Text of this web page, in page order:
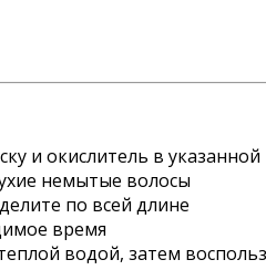
и окислитель в
немытые волосы
по всей длине
время
водой, затем